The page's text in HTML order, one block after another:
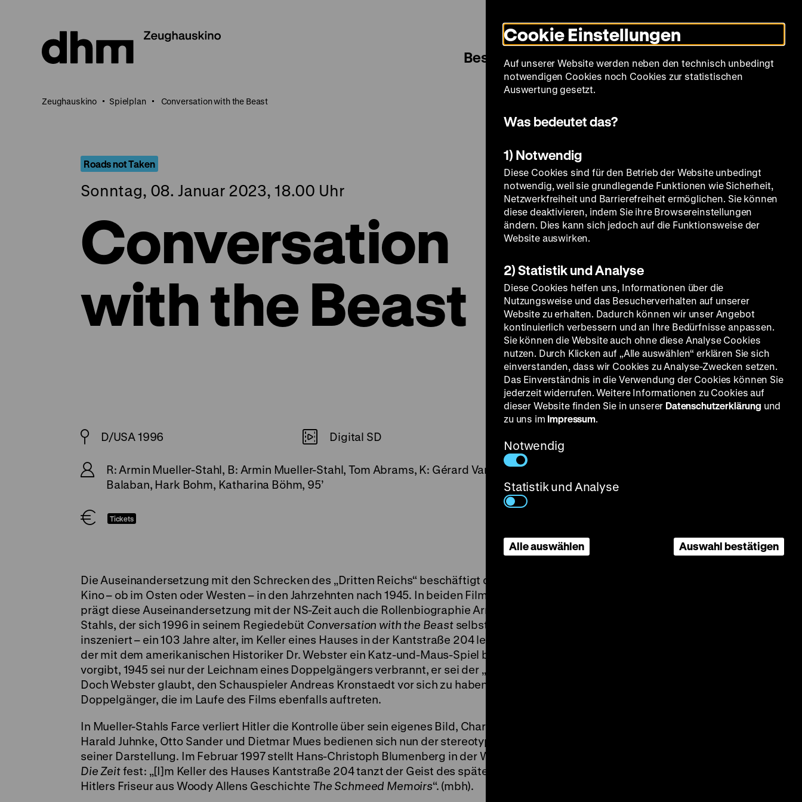
Seiteninhalt
springen
Modus
umschalten
Sprache
Besuch Spielplan Filmreihen Über uns
Zeughauskino Spielplan Conversation with the Beast
Roads not Taken
Sonntag, 08. Januar 2023, 18.00 Uhr
Conversation
with the Beast
D/USA 1996 Digital SD
R: Armin Mueller-Stahl, B: Armin Mueller-Stahl, Tom Abrams, K: Gérard Vandenberg, D: Armin Mueller-Stahl, Bob
Balaban, Hark Bohm, Katharina Böhm, 95’
Tickets
Die Auseinandersetzung mit den Schrecken des „Dritten Reichs“ beschäftigt das deutsche
Kino – ob im Osten oder Westen – in den Jahrzehnten nach 1945. In beiden Filmindustrien tätig,
prägt diese Auseinandersetzung mit der NS-Zeit auch die Rollenbiographie Armin Mueller-
Stahls, der sich 1996 in seinem Regiedebüt Conversation with the Beast selbst als Adolf Hitler
inszeniert – ein 103 Jahre alter, im Keller eines Hauses in der Kantstraße 204 lebender Greis,
der mit dem amerikanischen Historiker Dr. Webster ein Katz-und-Maus-Spiel betreibt und
vorgibt, 1945 sei nur der Leichnam eines Doppelgängers verbrannt, er sei der „echte“ Hitler.
Doch Webster glaubt, den Schauspieler Andreas Kronstaedt vor sich zu haben, einen der sechs
Doppelgänger, die im Laufe des Films ebenfalls auftreten.
In Mueller-Stahls Farce verliert Hitler die Kontrolle über sein eigenes Bild, Charaktermimen wie
Harald Juhnke, Otto Sander und Dietmar Mues bedienen sich nun der stereotypen Formen
seiner Darstellung. Im Februar 1997 stellt Hans-Christoph Blumenberg in der Wochenzeitung
Die Zeitfest: „[I]m Keller des Hauses Kantstraße 204 tanzt der Geist des späten Luis Bunuel mit
Hitlers Friseur aus Woody Allens Geschichte The Schmeed Memoirs“. (mbh).
Cookie Einstellungen
Auf unserer Website werden neben den technisch unbedingt
notwendigen Cookies noch Cookies zur statistischen
Auswertung gesetzt.
Was bedeutet das?
1) Notwendig
Diese Cookies sind für den Betrieb der Website unbedingt
notwendig, weil sie grundlegende Funktionen wie Sicherheit,
Netzwerkfreiheit und Barrierefreiheit ermöglichen. Sie können
diese deaktivieren, indem Sie ihre Browsereinstellungen
ändern. Dies kann sich jedoch auf die Funktionsweise der
Website auswirken.
2) Statistik und Analyse
Diese Cookies helfen uns, Informationen über die
Nutzungsweise und das Besucherverhalten auf unserer
Website zu erhalten. Dadurch können wir unser Angebot
kontinuierlich verbessern und an Ihre Bedürfnisse anpassen.
Sie können die Website auch ohne diese Analyse Cookies
nutzen. Durch Klicken auf „Alle auswählen“ erklären Sie sich
einverstanden, dass wir Cookies zu Analyse-Zwecken setzen.
Das Einverständnis in die Verwendung der Cookies können Sie
jederzeit widerrufen. Weitere Informationen zu Cookies auf
dieser Website finden Sie in unserer Datenschutzerklärung und
zu uns im Impressum.
Notwendig
Statistik und Analyse
Alle auswählen Auswahl bestätigen